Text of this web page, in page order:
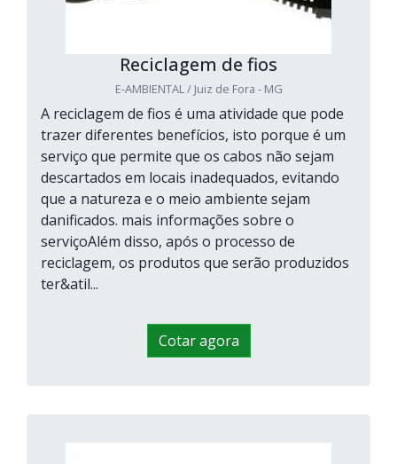
Reciclagem de fios
E-AMBIENTAL / Juiz de Fora - MG
A reciclagem de fios é uma atividade que pode
trazer diferentes benefícios, isto porque é um
serviço que permite que os cabos não sejam
descartados em locais inadequados, evitando
que a natureza e o meio ambiente sejam
danificados. mais informações sobre o
serviçoAlém disso, após o processo de
reciclagem, os produtos que serão produzidos
ter&atil...
Cotar agora